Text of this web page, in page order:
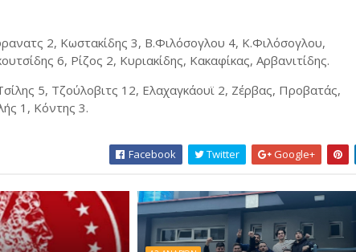
2, Κωστακίδης 3, Β.Φιλόσογλου 4, Κ.Φιλόσογλου,
6, Ρίζος 2, Κυριακίδης, Κακαφίκας, Αρβανιτίδης.
5, Τζούλοβιτς 12, Ελαχαγκάουϊ 2, Ζέρβας, Προβατάς,
1, Κόντης 3.
Facebook Twitter Google+